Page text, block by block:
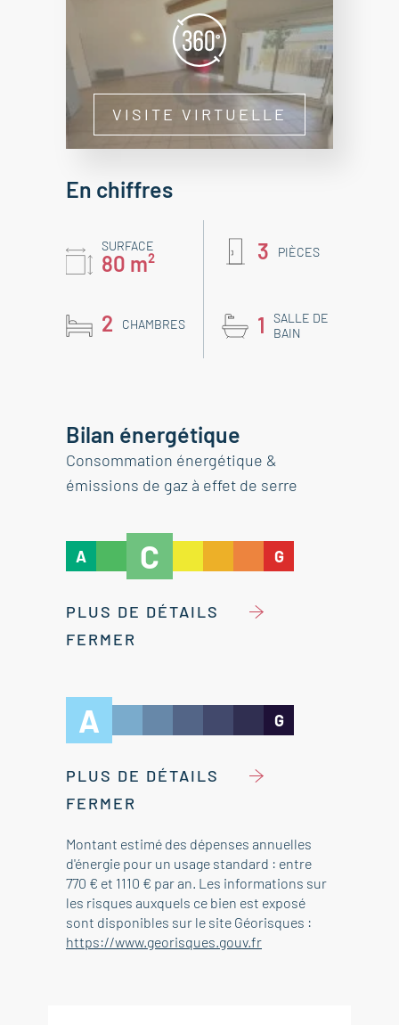
VISITE VIRTUELLE
En chiffres
SURFACE
80 m² 3 PIÈCES
2 CHAMBRES 1
SALLE DE
BAIN
Bilan énergétique
Consommation énergétique &
émissions de gaz à effet de serre
A C G
PLUS DE DÉTAILS
FERMER
A G
PLUS DE DÉTAILS
FERMER
Montant estimé des dépenses annuelles
d'énergie pour un usage standard : entre
770 € et 1110 € par an. Les informations sur
les risques auxquels ce bien est exposé
sont disponibles sur le site Géorisques :
https://www.georisques.gouv.fr